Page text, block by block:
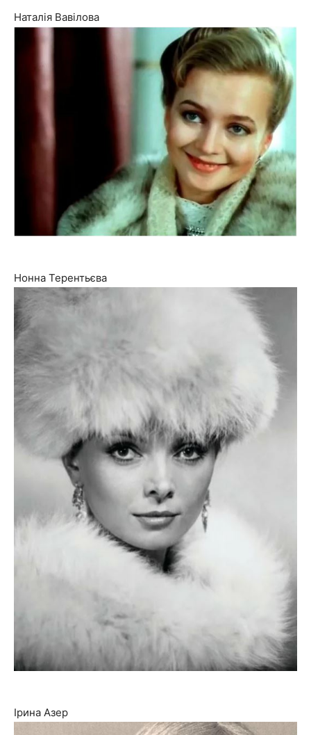
Наталія Вавілова
Нонна Терентьєва
Ірина Азер